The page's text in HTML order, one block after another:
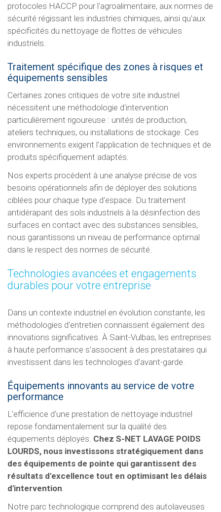
protocoles HACCP pour l'agroalimentaire, aux normes de
sécurité régissant les industries chimiques, ainsi qu'aux
spécificités du nettoyage de flottes de véhicules
industriels.
Traitement spécifique des zones à risques et
équipements sensibles
Certaines zones critiques de votre site industriel
nécessitent une méthodologie d'intervention
particulièrement rigoureuse : unités de production,
ateliers techniques, ou installations de stockage. Ces
environnements exigent l'application de techniques et de
produits spécifiquement adaptés.
Nos experts procèdent à une analyse précise de vos
besoins opérationnels afin de déployer des solutions
ciblées pour chaque type d'espace. Du traitement
antidérapant des sols industriels à la désinfection des
surfaces en contact avec des substances sensibles,
nous garantissons un niveau de performance optimal
dans le respect des normes de sécurité.
Technologies avancées et engagements
durables pour votre entreprise
Dans un contexte industriel en évolution constante, les
méthodologies d'entretien connaissent également des
innovations significatives. À Saint-Vulbas, les entreprises
à haute performance s'associent à des prestataires qui
investissent dans les technologies d'avant-garde.
Équipements innovants au service de votre
performance
L'efficience d'une prestation de nettoyage industriel
repose fondamentalement sur la qualité des
équipements déployés. Chez S-NET LAVAGE POIDS
LOURDS, nous investissons stratégiquement dans
des équipements de pointe qui garantissent des
résultats d'excellence tout en optimisant les délais
d'intervention
Notre parc technologique comprend des autolaveuses